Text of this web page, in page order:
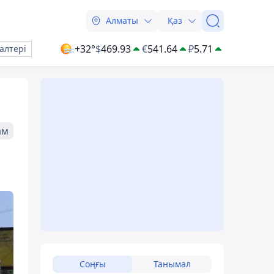
Алматы Қаз
+32°$469.93 €541.64 ₽5.71
Соңғы Танымал